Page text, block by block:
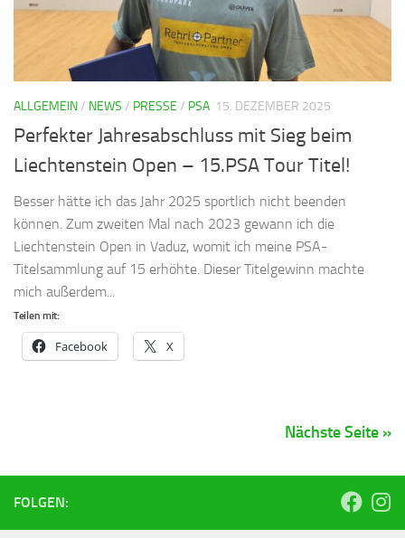
ALLGEMEIN/ NEWS / PRESSE / PSA 15. DEZEMBER 2025
Perfekter Jahresabschluss mit Sieg beim
Liechtenstein Open – 15.PSA Tour Titel!
Besser hätte ich das Jahr 2025 sportlich nicht beenden
können. Zum zweiten Mal nach 2023 gewann ich die
Liechtenstein Open in Vaduz, womit ich meine PSA-
Titelsammlung auf 15 erhöhte. Dieser Titelgewinn machte
mich außerdem...
Teilen mit:
Facebook X
Nächste Seite »
FOLGEN: